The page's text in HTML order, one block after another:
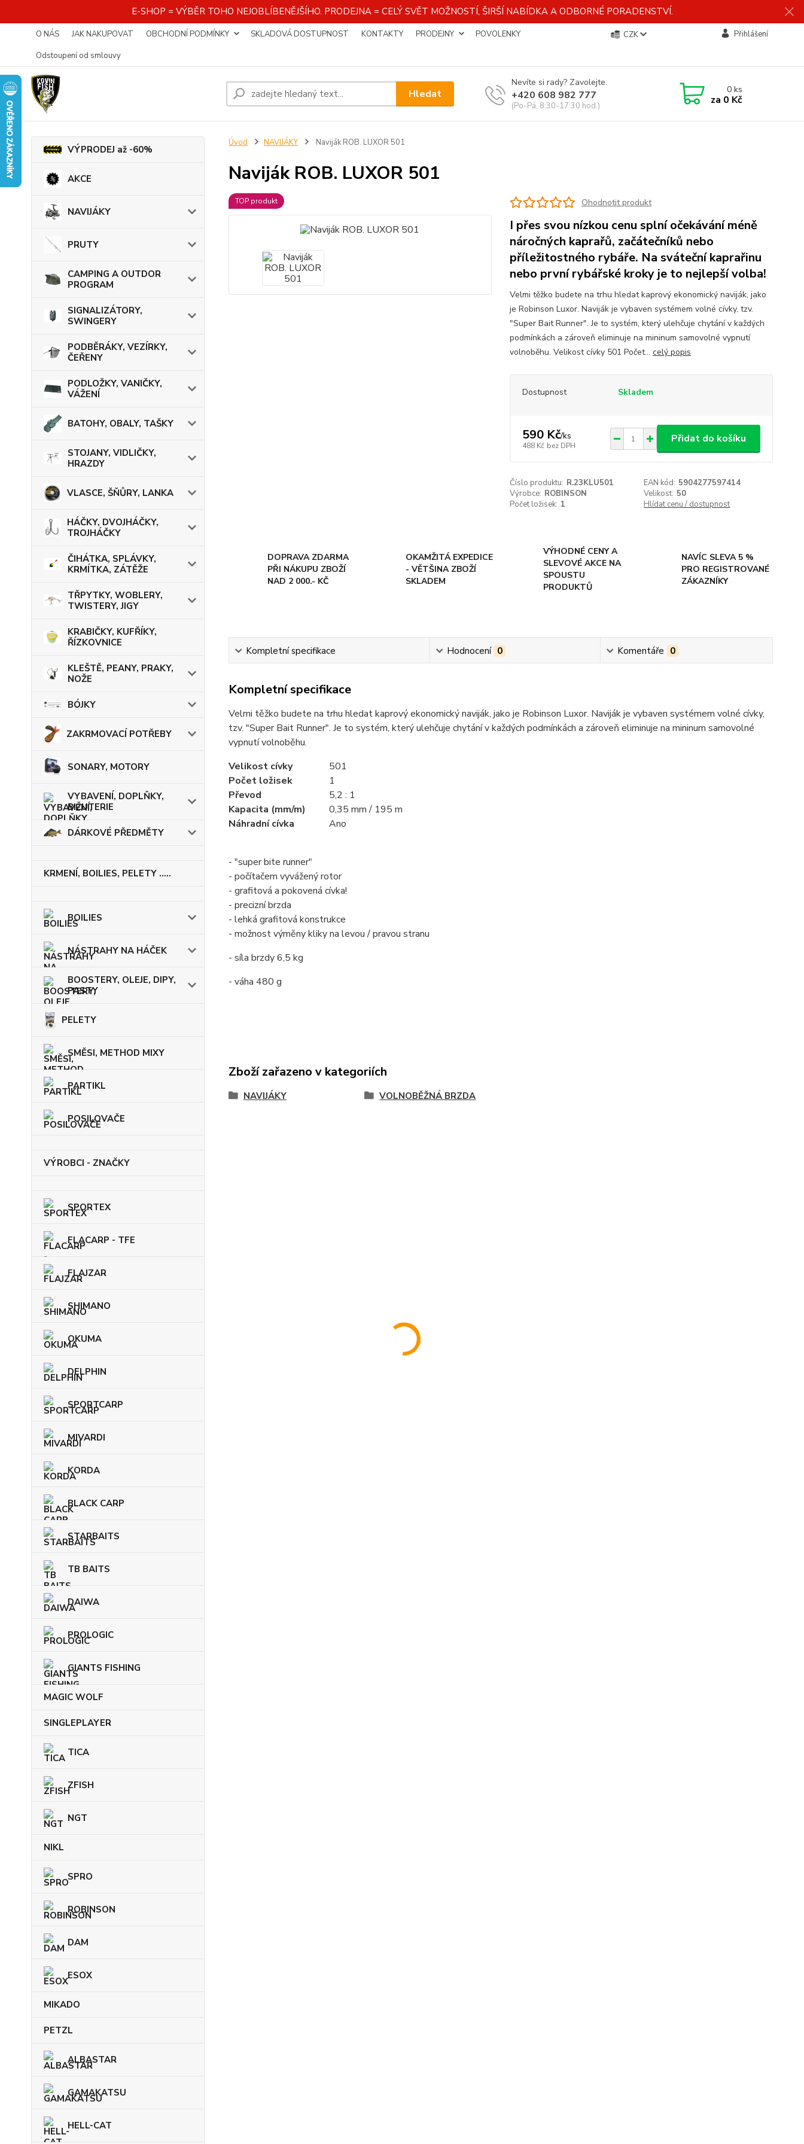
E-SHOP = VÝBĚR TOHO NEJOBLÍBENĚJŠÍHO. PRODEJNA = CELÝ SVĚT MOŽNOSTÍ, ŠIRŠÍ NABÍDKA A ODBORNÉ PORADENSTVÍ.
O NÁS JAK NAKUPOVAT OBCHODNÍ PODMÍNKY SKLADOVÁ DOSTUPNOST KONTAKTY PRODEJNY
POVOLENKY
Odstoupení od smlouvy
CZK Přihlášení
Hledat
Nevíte si rady? Zavolejte.
+420 608 982 777
(Po-Pá, 8:30-17:30 hod.)
0ks
za 0 Kč
VÝPRODEJ až -60%
AKCE
NAVIJÁKY
PRUTY
CAMPING A OUTDOR
PROGRAM
SIGNALIZÁTORY,
SWINGERY
PODBĚRÁKY, VEZÍRKY,
ČEŘENY
PODLOŽKY, VANIČKY,
VÁŽENÍ
BATOHY, OBALY, TAŠKY
STOJANY, VIDLIČKY,
HRAZDY
VLASCE, ŠŇŮRY, LANKA
HÁČKY, DVOJHÁČKY,
TROJHÁČKY
ČIHÁTKA, SPLÁVKY,
KRMÍTKA, ZÁTĚŽE
TŘPYTKY, WOBLERY,
TWISTERY, JIGY
KRABIČKY, KUFŘÍKY,
ŘÍZKOVNICE
KLEŠTĚ, PEANY, PRAKY,
NOŽE
BÓJKY
ZAKRMOVACÍ POTŘEBY
SONARY, MOTORY
VYBAVENÍ, DOPLŇKY,
BIŽUTERIE
DÁRKOVÉ PŘEDMĚTY
KRMENÍ, BOILIES, PELETY .....
BOILIES
NÁSTRAHY NA HÁČEK
BOOSTERY, OLEJE, DIPY,
PASTY
PELETY
SMĚSI, METHOD MIXY
PARTIKL
POSILOVAČE
VÝROBCI - ZNAČKY
SPORTEX
FLACARP - TFE
FLAJZAR
SHIMANO
OKUMA
DELPHIN
SPORTCARP
MIVARDI
KORDA
BLACK CARP
STARBAITS
TB BAITS
DAIWA
PROLOGIC
GIANTS FISHING
MAGIC WOLF
SINGLEPLAYER
TICA
ZFISH
NGT
NIKL
SPRO
ROBINSON
DAM
ESOX
MIKADO
PETZL
ALBASTAR
GAMAKATSU
HELL-CAT
Úvod NAVIJÁKY Naviják ROB. LUXOR 501
Naviják ROB. LUXOR 501
TOP produkt Ohodnotit produkt
I přes svou nízkou cenu splní očekávání méně
náročných kaprařů, začátečníků nebo
příležitostného rybáře. Na sváteční kaprařinu
nebo první rybářské kroky je to nejlepší volba!
Velmi těžko budete na trhu hledat kaprový ekonomický naviják, jako
je Robinson Luxor. Naviják je vybaven systémem volné cívky, tzv.
"Super Bait Runner". Je to systém, který ulehčuje chytání v každých
podmínkách a zároveň eliminuje na mininum samovolné vypnutí
volnoběhu. Velikost cívky 501 Počet... celý popis
Dostupnost Skladem
590 Kč/ks
488 Kč bez DPH
Přidat do košíku
Číslo produktu: R.23KLU501 EAN kód: 5904277597414
Výrobce: ROBINSON Velikost: 50
Počet ložisek: 1 Hlídat cenu / dostupnost
DOPRAVA ZDARMA
PŘI NÁKUPU ZBOŽÍ
NAD 2 000.- KČ
OKAMŽITÁ EXPEDICE
- VĚTŠINA ZBOŽÍ
SKLADEM
VÝHODNÉ CENY A
SLEVOVÉ AKCE NA
SPOUSTU
PRODUKTŮ
NAVÍC SLEVA 5 %
PRO REGISTROVANÉ
ZÁKAZNÍKY
Kompletní specifikace Hodnocení 0 Komentáře 0
Kompletní specifikace
Velmi těžko budete na trhu hledat kaprový ekonomický naviják, jako je Robinson Luxor. Naviják je vybaven systémem volné cívky,
tzv. "Super Bait Runner". Je to systém, který ulehčuje chytání v každých podmínkách a zároveň eliminuje na mininum samovolné
vypnutí volnoběhu.
Velikost cívky
501
Počet ložisek
1
Převod
5,2 : 1
Kapacita (mm/m)
0,35 mm / 195 m
Náhradní cívka
Ano
- "super bite runner"
- počítačem vyvážený rotor
- grafitová a pokovená cívka!
- precizní brzda
- lehká grafitová konstrukce
- možnost výměny kliky na levou / pravou stranu
- síla brzdy 6,5 kg
- váha 480 g
Zboží zařazeno v kategoriích
NAVIJÁKY VOLNOBĚŽNÁ BRZDA